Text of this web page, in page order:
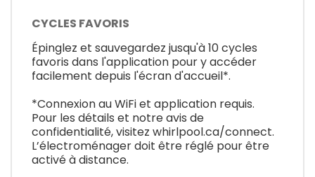
CYCLES FAVORIS
Épinglez et sauvegardez jusqu'à 10 cycles
favoris dans l'application pour y accéder
facilement depuis l'écran d'accueil*.
*Connexion au WiFi et application requis.
Pour les détails et notre avis de
confidentialité, visitez whirlpool.ca/connect.
L’électroménager doit être réglé pour être
activé à distance.